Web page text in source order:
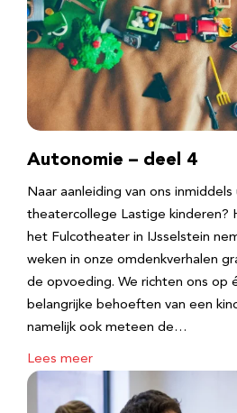
Autonomie – deel 4
Naar aanleiding van ons
theatercollege Lastige kinderen?
het Fulcotheater in IJsselstein
weken in onze omdenkverhalen
de opvoeding. We richten ons op
belangrijke behoeften van een
namelijk ook meteen de…
Lees meer